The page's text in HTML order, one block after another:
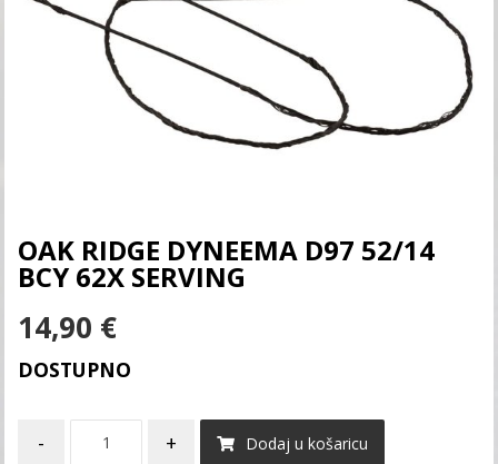
OAK RIDGE DYNEEMA D97 52/14
BCY 62X SERVING
14,90 €
DOSTUPNO
- + Dodaj u košaricu